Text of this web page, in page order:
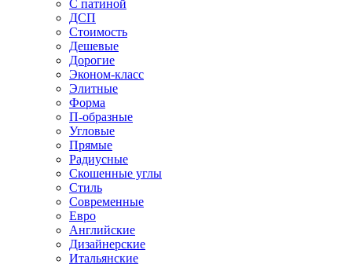
С патиной
ДСП
Стоимость
Дешевые
Дорогие
Эконом-класс
Элитные
Форма
П-образные
Угловые
Прямые
Радиусные
Скошенные углы
Стиль
Современные
Евро
Английские
Дизайнерские
Итальянские